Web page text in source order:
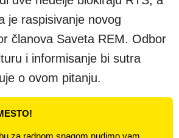
je raspisivanje novog
članova Saveta REM. Odbor
i informisanje bi sutra
o ovom pitanju.